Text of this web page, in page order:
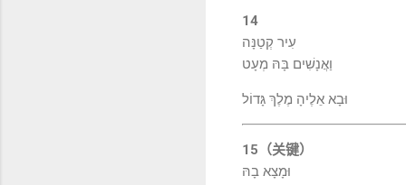
14
עִיר קְטַנָּה
וַאֲנָשִׁים בָּהּ מְעָט
וּבָא אֵלֶיהָ מֶלֶךְ גָּדוֹל
15（关键）
וּמָצָא בָהּ